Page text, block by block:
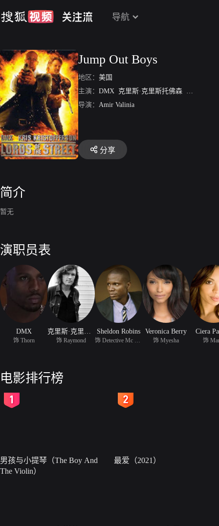
导航
Jump Out Boys
地区： 美国
主演： DMX 克里斯·克里斯托佛森 Sheldon
导演： Amir Valinia
分享
简介
暂无
演职员表
DMX
饰 Thorn 饰 Raymond
Sheldon Robins Veronica Berry
饰 Myesha
Ciera
饰
电影排行榜
男孩与小提琴（The Boy And
The Violin）
最爱（2021）